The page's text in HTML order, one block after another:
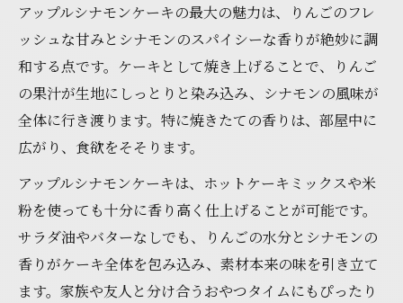
アップルシナモンケーキの基本材料と選び
方
ケーキ作りで迷わないアップルとシナモン
の組み合わせ
サラダ油やバターなしで作るケーキの工夫
米粉やホットケーキミックス活用のポイン
ト
ホットケーキミックスを活用する簡単ケーキ作
り
ホットケーキミックスで時短アップルシナ
アップルシナモンケーキの最大の魅力は、りんごのフレ
ッシュな甘みとシナモンのスパイシーな香りが絶妙に調
和する点です。ケーキとして焼き上げることで、りんご
の果汁が生地にしっとりと染み込み、シナモンの風味が
全体に行き渡ります。特に焼きたての香りは、部屋中に
広がり、食欲をそそります。
アップルシナモンケーキは、ホットケーキミックスや米
粉を使っても十分に香り高く仕上げることが可能です。
サラダ油やバターなしでも、りんごの水分とシナモンの
香りがケーキ全体を包み込み、素材本来の味を引き立て
ます。家族や友人と分け合うおやつタイムにもぴったり